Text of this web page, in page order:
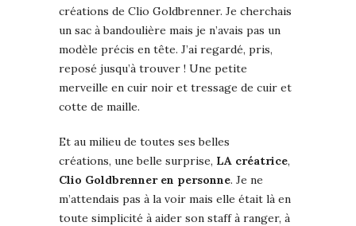
créations de Clio Goldbrenner. Je cherchais
un sac à bandoulière mais je n’avais pas un
modèle précis en tête. J’ai regardé, pris,
reposé jusqu’à trouver ! Une petite
merveille en cuir noir et tressage de cuir et
cotte de maille.
Et au milieu de toutes ses belles
créations, une belle surprise, LA créatrice,
Clio Goldbrenner en personne. Je ne
m’attendais pas à la voir mais elle était là en
toute simplicité à aider son staff à ranger, à